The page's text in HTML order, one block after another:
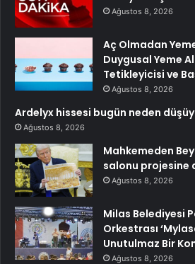
Ağustos 8, 2026
Aç Olmadan
Duygusal Yeme
Tetikleyicisi ve
Ağustos 8, 2026
Ardelyx hissesi bugün neden
Ağustos 8, 2026
Mahkemeden
salonu projesine
Ağustos 8, 2026
Milas Belediyesi
Orkestrası
Unutulmaz Bir
Ağustos 8, 2026